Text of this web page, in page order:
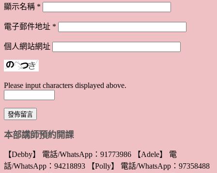
顯示名稱 *
電子郵件地址 *
個人網站網址
Please input characters displayed above.
本部講師預約開課
【Debby】 電話/WhatsApp：91773986 【Adele】 電
話/WhatsApp：94218893 【Polly】 電話/WhatsApp：97358488